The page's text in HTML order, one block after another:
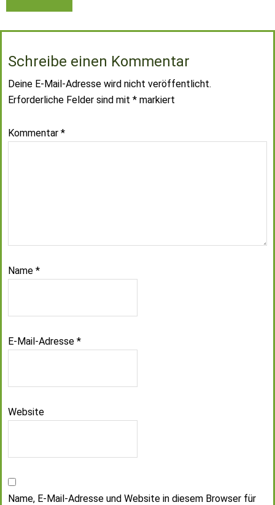
Schreibe einen Kommentar
Deine E-Mail-Adresse wird nicht veröffentlicht.
Erforderliche Felder sind mit * markiert
Kommentar *
Name *
E-Mail-Adresse *
Website
Name, E-Mail-Adresse und Website in diesem Browser für